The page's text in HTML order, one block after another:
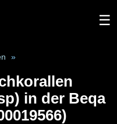
☰
»
in der Beqa